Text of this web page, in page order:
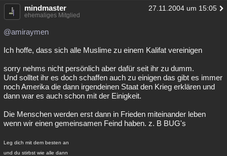
mindmaster 27.11.2004 um 15:05
ehemaliges Mitglied
@amiraymen
Ich hoffe, dass sich alle Muslime zu einem Kalifat vereinigen
sorry nehms nicht persönlich aber dafür seit ihr zu dumm.
Und solltet ihr es doch schaffen auch zu einigen das gibt es immer
noch Amerika die dann irgendeinen Staat den Krieg erklären und
dann war es auch schon mit der Einigkeit.
Die Menschen werden erst dann in Frieden miteinander leben
wenn wir einen gemeinsamen Feind haben. z. B BUG's
Leg dich mit dem besten an
und du stirbst wie alle dann